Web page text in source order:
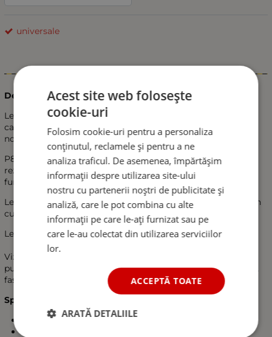
universale
Descriere:
Lentilele sunt echipate cu un ventilator eficient și silențios,
capabil să disipeze rapid căldura, asigurând funcționarea
normală a luminilor pentru o durată de viață mai lungă.
P80 PRO, cu un sistem excelent de disipare a căldurii, poate
rezista la diferențe mari de temperatură, de la -40° la 120°, și
funcționează normal în aceste condiții.
Lentilă de proiecție din sticlă de înaltă rezoluție, cu un design
cu tangentă dublă, ce oferă o linie plată și clară.
Lentilă HD cu iluminare duală: clară și mai concentrată
Vizibilitate îmbunătățită: Lentilele asigură o iluminare mai
puternică a drumului din fața automobilului și concentrează
fasciculul luminos pentru o eficiență și siguranță maxime.
Specificații tehnice:
Tensiune: 9-16V DC
Acest site web folosește
cookie-uri
Folosim cookie-uri pentru a personaliza
conținutul, reclamele și pentru a ne
analiza traficul. De asemenea, împărtășim
informații despre utilizarea site-ului
nostru cu partenerii noștri de publicitate și
analiză, care le pot combina cu alte
informații pe care le-ați furnizat sau pe
care le-au colectat din utilizarea serviciilor
lor.
ACCEPTĂ TOATE
ARATĂ DETALIILE